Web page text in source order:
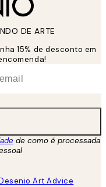
DE ARTE
15% de desconto em
de como é processada
Art Advice